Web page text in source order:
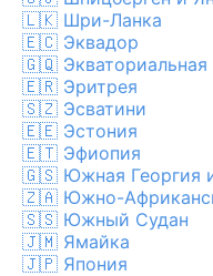
🇱🇰 Шри-Ланка
🇪🇨 Эквадор
🇬🇶 Экваториальная
🇪🇷 Эритрея
🇸🇿 Эсватини
🇪🇪 Эстония
🇪🇹 Эфиопия
🇬🇸 Южная Георгия
🇿🇦 Южно-
🇸🇸 Южный Судан
🇯🇲 Ямайка
🇯🇵 Япония